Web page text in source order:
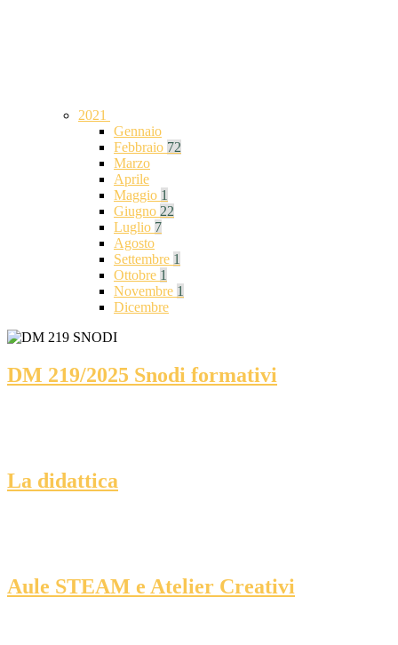
2021
Gennaio
Febbraio 72
Marzo
Aprile
Maggio 1
Giugno 22
Luglio 7
Agosto
Settembre 1
Ottobre 1
Novembre 1
Dicembre
DM 219/2025 Snodi formativi
La didattica
Aule STEAM e Atelier Creativi